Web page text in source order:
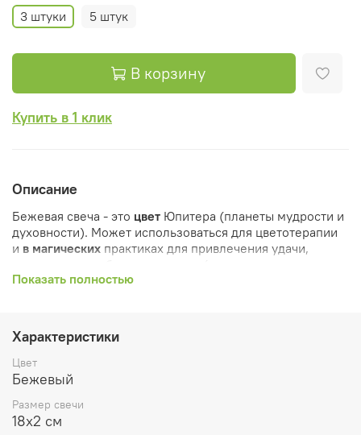
3 штуки 5 штук
В корзину
Купить в 1 клик
Описание
Бежевая свеча - это цвет Юпитера (планеты мудрости и
духовности). Может использоваться для цветотерапии
и в магических практиках для привлечения удачи,
персональном гороскопе Юпитер — Ваш покровитель),
духовного наставника
Размер свечи 18х2см
Свеча из 100% пчелиного воска
Без добавок
Показать полностью
Характеристики
Цвет
Бежевый
Размер свечи
18х2 см